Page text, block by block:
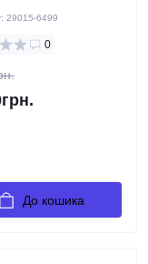
29015-6499
0
До кошика